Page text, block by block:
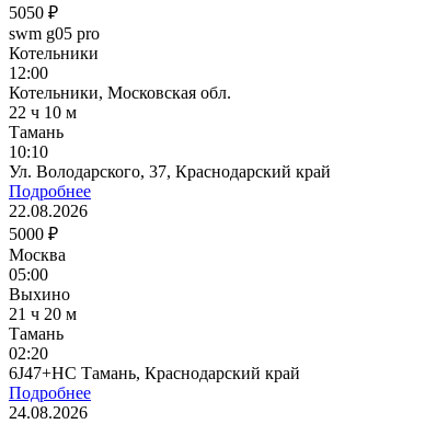
5050 ₽
swm g05 pro
Котельники
12:00
Котельники, Московская обл.
22 ч 10 м
Тамань
10:10
Ул. Володарского, 37, Краснодарский край
Подробнее
22.08.2026
5000 ₽
Москва
05:00
Выхино
21 ч 20 м
Тамань
02:20
6J47+HC Тамань, Краснодарский край
Подробнее
24.08.2026